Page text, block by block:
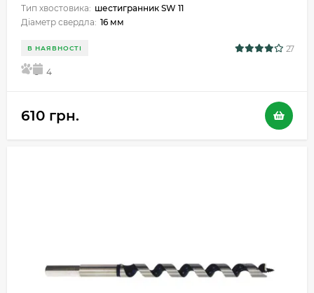
Тип хвостовика: шестигранник SW 11
Діаметр свердла: 16 мм
В НАЯВНОСТІ 27
5 4
610 грн.